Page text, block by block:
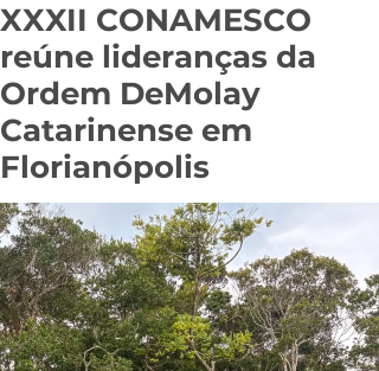
XXXII CONAMESCO
reúne lideranças da
Ordem DeMolay
Catarinense em
Florianópolis